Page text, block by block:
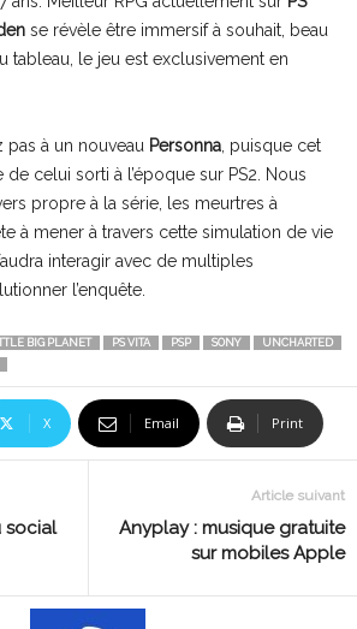
se révèle être immersif à souhait, beau
tableau, le jeu est exclusivement en
pas à un nouveau Personna, puisque cet
celui sorti à l’époque sur PS2. Nous
propre à la série, les meurtres à
à mener à travers cette simulation de vie
interagir avec de multiples
l’enquête.
BIG PLANET PS VITA PSP SONY
UNCHARTED
X Email Print
social
Article suivant
Anyplay : musique gratuite
sur mobiles Apple